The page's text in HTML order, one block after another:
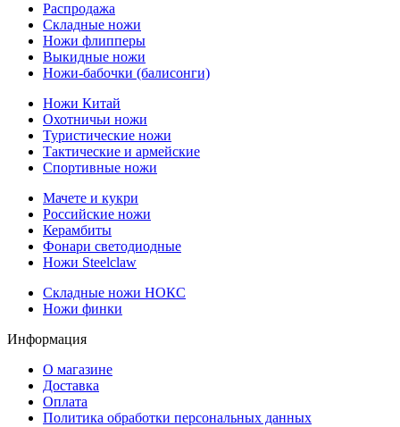
Распродажа
Складные ножи
Ножи флипперы
Выкидные ножи
Ножи-бабочки (балисонги)
Ножи Китай
Охотничьи ножи
Туристические ножи
Тактические и армейские
Спортивные ножи
Мачете и кукри
Российские ножи
Керамбиты
Фонари светодиодные
Ножи Steelclaw
Складные ножи НОКС
Ножи финки
Информация
О магазине
Доставка
Оплата
Политика обработки персональных данных